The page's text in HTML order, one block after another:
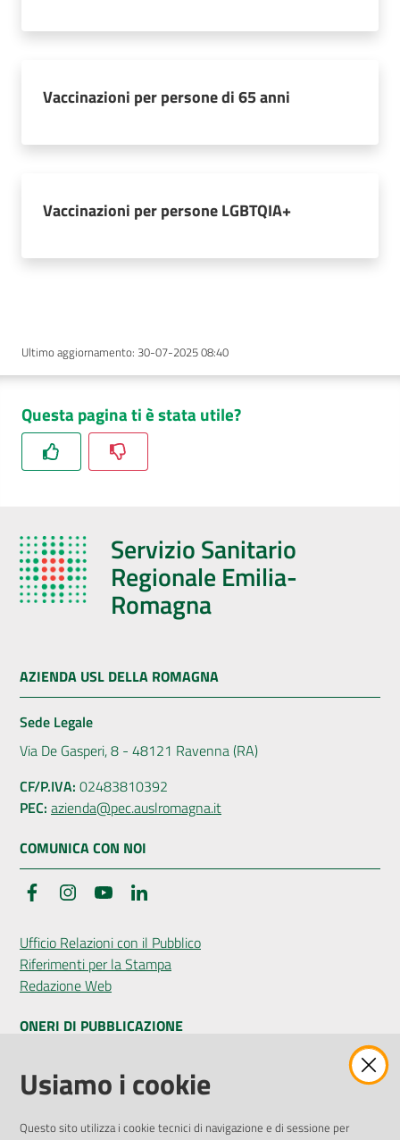
Vaccinazioni per persone di 65 anni
Vaccinazioni per persone LGBTQIA+
Ultimo aggiornamento: 30-07-2025 08:40
Questa pagina ti è stata utile?
Servizio Sanitario
Regionale Emilia-
Romagna
AZIENDA USL DELLA ROMAGNA
Sede Legale
Via De Gasperi, 8 - 48121 Ravenna (RA)
CF/P.IVA: 02483810392
PEC: azienda@pec.auslromagna.it
COMUNICA CON NOI
FacebookInstagramYouTube
Ufficio Relazioni con il Pubblico
Riferimenti per la Stampa
Redazione Web
ONERI DI PUBBLICAZIONE
Amministrazione Trasparente
Pubblicità legale
Privacy Policy
Usiamo i cookie
Questo sito utilizza i cookie tecnici di navigazione e di sessione per